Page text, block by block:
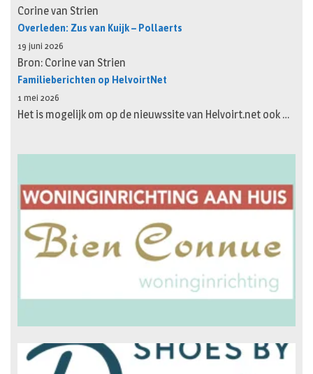
Corine van Strien
Overleden: Zus van Kuijk – Pollaerts
19 juni 2026
Bron: Corine van Strien
Familieberichten op HelvoirtNet
1 mei 2026
Het is mogelijk om op de nieuwssite van Helvoirt.net ook …